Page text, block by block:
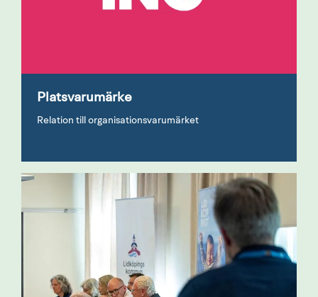
Platsvarumärke
Relation till organisationsvarumärket